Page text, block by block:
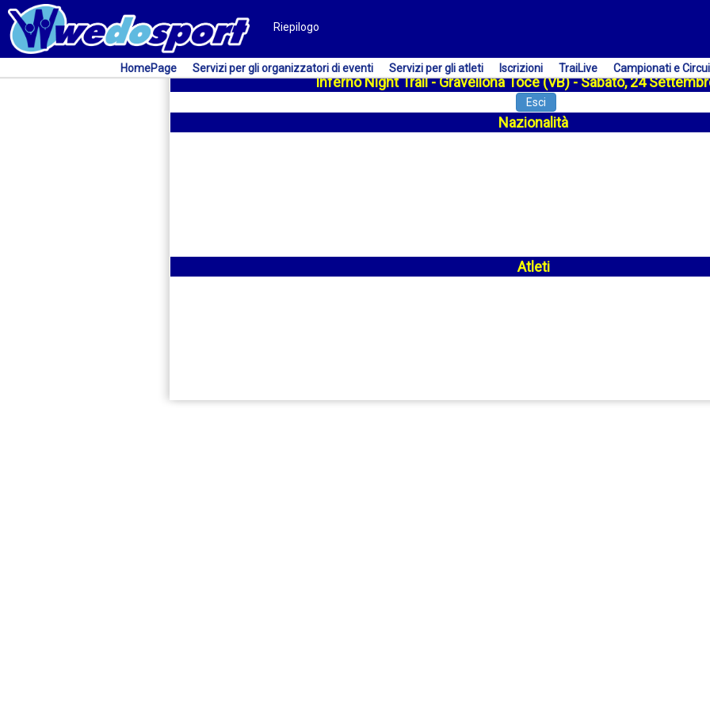
Riepilogo
HomePage Servizi per gli organizzatori di eventi Servizi per gli atleti Iscrizioni TraiLive Campionati e
Inferno Night Trail - Gravellona Toce (VB) - Sabato, 24
Esci
Nazionalità
Atleti